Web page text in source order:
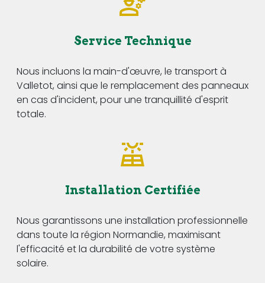
Service Technique
Nous incluons la main-d'œuvre, le transport à
Valletot, ainsi que le remplacement des panneaux
en cas d'incident, pour une tranquillité d'esprit
totale.
Installation Certifiée
Nous garantissons une installation professionnelle
dans toute la région Normandie, maximisant
l'efficacité et la durabilité de votre système
solaire.